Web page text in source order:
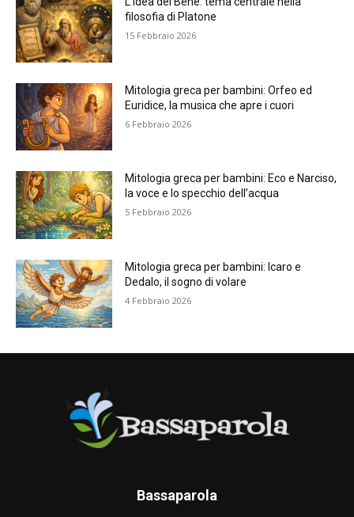
filosofia di Platone
15 Febbraio 2026
Mitologia greca per bambini: Orfeo ed
Euridice, la musica che apre i cuori
6 Febbraio 2026
Mitologia greca per bambini: Eco e Narciso,
la voce e lo specchio dell’acqua
5 Febbraio 2026
Mitologia greca per bambini: Icaro e
Dedalo, il sogno di volare
4 Febbraio 2026
Bassaparola